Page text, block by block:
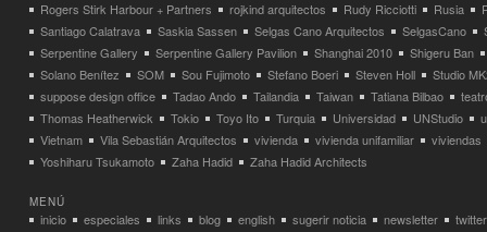
Rogers Stirk Harbour + Partners
rojkind arquitectos Rudy Ricciotti Rusia
Santiago Calatrava
Saskia Sassen Selgas Cano Arquitectos SelgasCano
Serpentine Gallery
Serpentine Gallery Pavilion Shanghai 2010
Shigeru Ban
Solano Benítez
SOM Sou Fujimoto Stefano Boeri Steven Holl
Studio
suppose design office
Tadao Ando Tailandia Taiwan Tatiana Bilbao
Thomas Heatherwick
Tokio Toyo Ito Turquia Universidad UNStudio
Vietnam
Vila Sebastián Arquitectos vivienda vivienda unifamiliar
viviendas
Yoshiharu Tsukamoto
Zaha Hadid Zaha Hadid Architects
MENÚ
inicio especiales links blog english sugerir noticia newsletter twitter